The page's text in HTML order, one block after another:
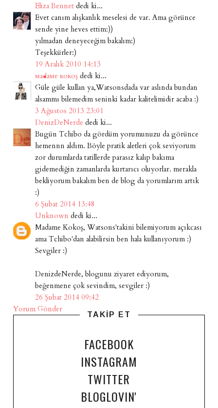
Eliza Bennetdedi ki...
Evet canım alışkanlık meselesi de var. Ama görünce
sende yine heves ettim:))
yılmadan deneyeceğim bakalım:)
Teşekkürler:)
19 Aralık 2010 14:13
мaᖱaмe кoкoşdedi ki...
Güle güle kullan ya,Watsonsdada var aslında bundan
alsammı bilemedim seninki kadar kalitelimidir acaba :)
3 Ağustos 2013 23:01
DenizDeNerde dedi ki...
Bugün Tchibo da gördüm yorumunuzu da görünce
hemennn aldım. Böyle pratik aletleri çok seviyorum
zor durumlarda tatillerde parasız kalıp bakıma
gidemediğin zamanlarda kurtarıcı oluyorlar. merakla
bekliyorum bakalım ben de blog da yorumlarım artık
:)
6 Şubat 2014 13:48
Unknown dedi ki...
Madame Kokoş, Watsons'takini bilemiyorum açıkcası
ama Tchibo'dan alabilirsin ben hala kullanıyorum :)
Sevgiler :)
DenizdeNerde, blogunu ziyaret ediyorum,
beğenmene çok sevindim, sevgiler :)
26 Şubat 2014 09:42
Yorum Gönder
TAKİP ET
FACEBOOK
INSTAGRAM
TWITTER
BLOGLOVIN'